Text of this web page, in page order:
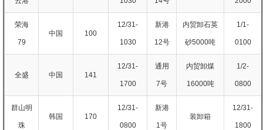
荣海
79
中国 100
12/31-
1030
新港
12号
内贸卸石英
砂5000吨
1/1-
0100
全盛 中国 141
12/31-
1700
通用
7号
内贸卸煤
16000吨
1/2-
0800
群山明
珠
韩国 170
12/31-
0800
新港
1号
装卸箱
12/31-
1800